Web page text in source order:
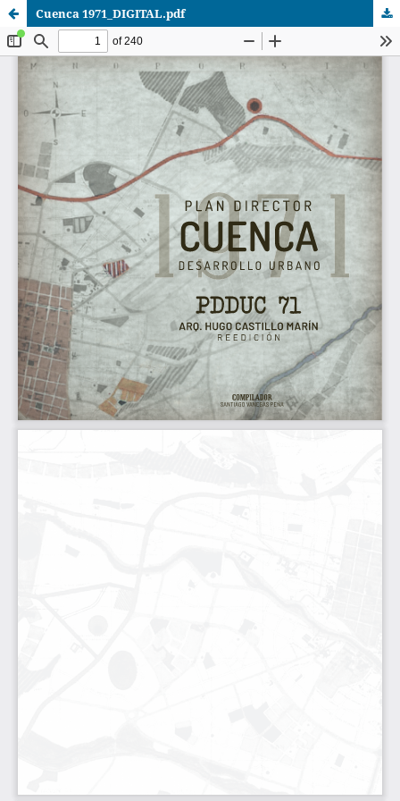
Cuenca 1971_DIGITAL.pdf